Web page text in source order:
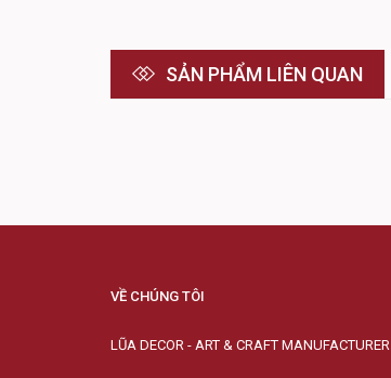
SẢN PHẨM LIÊN QUAN
VỀ CHÚNG TÔI
LŨA DECOR - ART & CRAFT MANUFACTURER